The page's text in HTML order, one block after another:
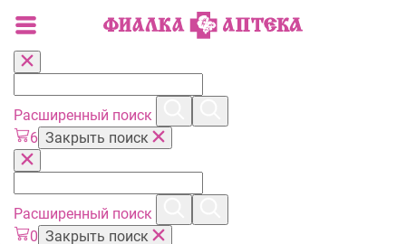
Расширенный поиск
6 Закрыть поиск
Расширенный поиск
0 Закрыть поиск